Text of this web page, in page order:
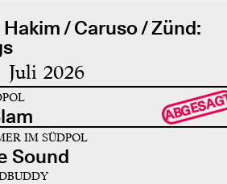
/ Caruso / Zünd:
Juli 2026
IM SÜDPOL
Sound